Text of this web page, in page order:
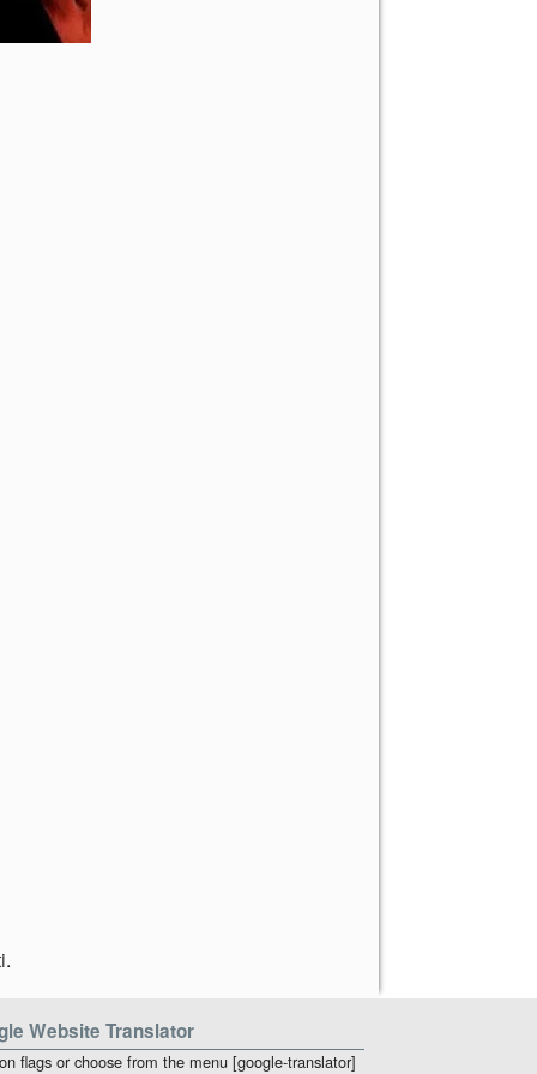
.
Website Translator
flags or choose from the menu [google-translator]